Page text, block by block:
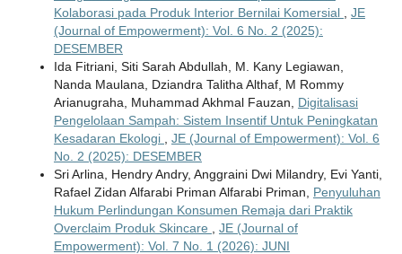
Kolaborasi pada Produk Interior Bernilai Komersial
JE
(Journal of Empowerment): Vol. 6 No. 2 (2025):
DESEMBER
Ida Fitriani, Siti Sarah Abdullah, M. Kany Legiawan,
Nanda Maulana, Dziandra Talitha Althaf, M Rommy
Arianugraha, Muhammad Akhmal Fauzan, Digitalisasi
Pengelolaan Sampah: Sistem Insentif Untuk Peningkatan
Kesadaran Ekologi
JE (Journal of Empowerment): Vol. 6
No. 2 (2025): DESEMBER
Sri Arlina, Hendry Andry, Anggraini Dwi Milandry, Evi Yanti,
Rafael Zidan Alfarabi Priman Alfarabi Priman, Penyuluhan
Hukum Perlindungan Konsumen Remaja dari Praktik
Overclaim Produk Skincare
JE (Journal of
Empowerment): Vol. 7 No. 1 (2026): JUNI